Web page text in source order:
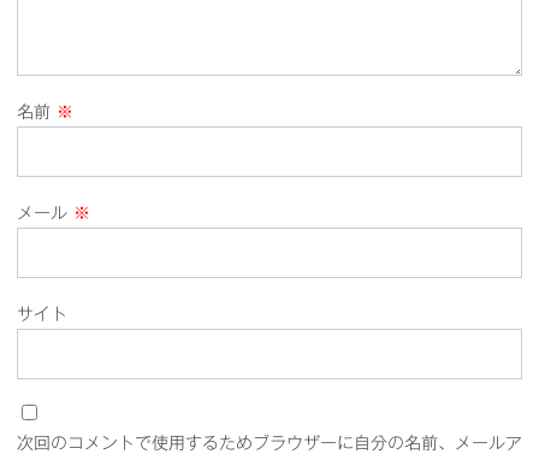
名前 ※
メール ※
サイト
次回のコメントで使用するためブラウザーに自分の名前、メールア